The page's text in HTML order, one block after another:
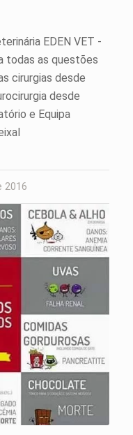
EDEN VET -
todas as questões
cirurgias desde
desde
e Equipa
2016